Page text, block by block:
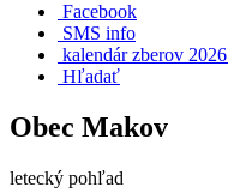
Facebook
SMS info
​ kalendár zberov 2026
Hľadať
Obec Makov
letecký pohľad